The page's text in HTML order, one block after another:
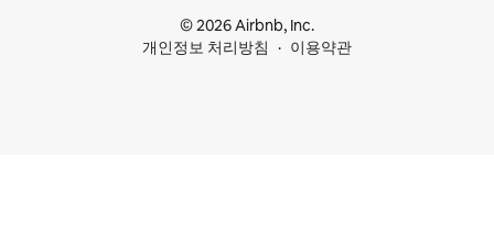
© 2026 Airbnb, Inc.
개인정보 처리방침
이용약관